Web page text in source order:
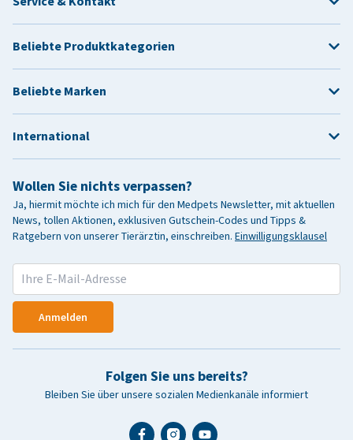
Wollen Sie nichts verpassen?
Ja, hiermit möchte ich mich für den Medpets Newsletter, mit aktuellen
News, tollen Aktionen, exklusiven Gutschein-Codes und Tipps &
Ratgebern von unserer Tierärztin, einschreiben. Einwilligungsklausel
Anmelden
Folgen Sie uns bereits?
Bleiben Sie über unsere sozialen Medienkanäle informiert
Beliebte Produktkategorien
Beliebte Marken
International